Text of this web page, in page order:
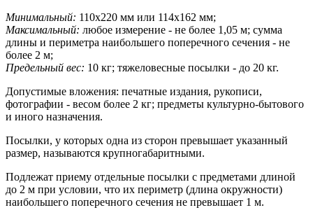
Минимальный: 110х220 мм или 114х162 мм;
Максимальный: любое измерение - не более 1,05 м; сумма
длины и периметра наибольшего поперечного сечения - не
более 2 м;
Предельный вес: 10 кг; тяжеловесные посылки - до 20 кг.
Допустимые вложения: печатные издания, рукописи,
фотографии - весом более 2 кг; предметы культурно-бытового
и иного назначения.
Посылки, у которых одна из сторон превышает указанный
размер, называются крупногабаритными.
Подлежат приему отдельные посылки с предметами длиной
до 2 м при условии, что их периметр (длина окружности)
наибольшего поперечного сечения не превышает 1 м.